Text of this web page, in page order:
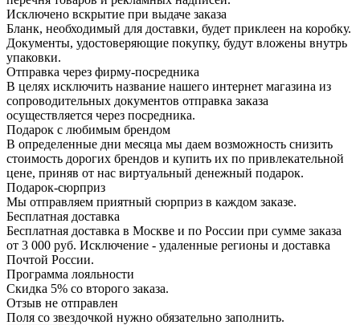
Исключено вскрытие при выдаче заказа
Бланк, необходимый для доставки, будет приклеен на коробку.
Документы, удостоверяющие покупку, будут вложены внутрь
упаковки.
Отправка через фирму-посредника
В целях исключить название нашего интернет магазина из
сопроводительных документов отправка заказа
осуществляется через посредника.
Подарок с любимым брендом
В определенные дни месяца мы даем возможность снизить
стоимость дорогих брендов и купить их по привлекательной
цене, приняв от нас виртуальный денежный подарок.
Подарoк-сюрприз
Мы отправляем приятный сюрприз в каждом заказе.
Бесплатная доставка
Бесплатная доставка в Москве и по России при сумме заказа
от 3 000 руб. Исключение - удаленные регионы и доставка
Почтой России.
Программа лояльности
Скидка 5% со второго заказа.
Отзыв не отправлен
Поля со звездочкой нужно обязательно заполнить.